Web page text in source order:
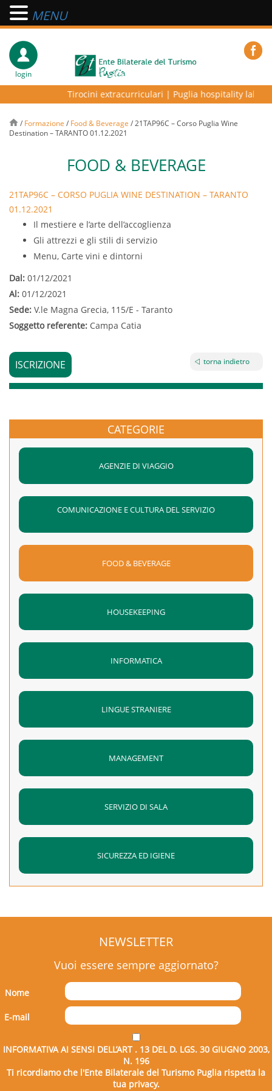
login
Tirocini extracurriculari| Puglia hospitality lab –
/ Formazione / Food & Beverage /21TAP96C – Corso Puglia Wine
Destination – TARANTO 01.12.2021
FOOD & BEVERAGE
21TAP96C – CORSO PUGLIA WINE DESTINATION – TARANTO
01.12.2021
Il mestiere e l’arte dell’accoglienza
Gli attrezzi e gli stili di servizio
Menu, Carte vini e dintorni
Dal: 01/12/2021
Al: 01/12/2021
Sede: V.le Magna Grecia, 115/E - Taranto
Soggetto referente: Campa Catia
ISCRIZIONE torna indietro
CATEGORIE
AGENZIE DI VIAGGIO
COMUNICAZIONE E CULTURA DEL SERVIZIO
FOOD & BEVERAGE
HOUSEKEEPING
INFORMATICA
LINGUE STRANIERE
MANAGEMENT
SERVIZIO DI SALA
SICUREZZA ED IGIENE
NEWSLETTER
Vuoi essere sempre aggiornato?
Nome
E-mail
INFORMATIVA AI SENSI DELL’ART . 13 DEL D. LGS. 30 GIUGNO 2003,
N. 196
Ti ricordiamo che l'Ente Bilaterale del Turismo Puglia rispetta la
tua privacy.
MENU